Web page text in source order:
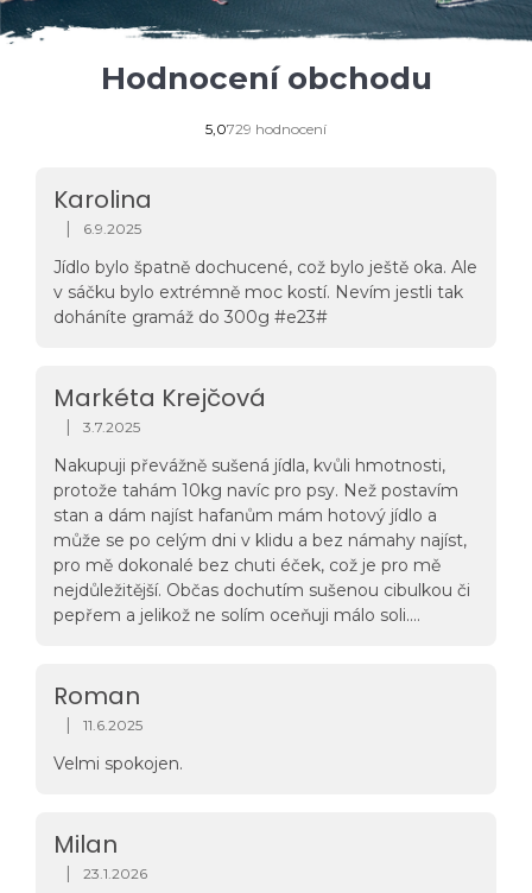
Hodnocení obchodu
5,0Průměrné
hvězdiček.
729 hodnocení
Karolina
Hodnocení obchodu je 5 z 5 hvězdiček.
| 6.9.2025
Jídlo bylo špatně dochucené, což bylo ještě oka. Ale
v sáčku bylo extrémně moc kostí. Nevím jestli tak
doháníte gramáž do 300g #e23#
Markéta Krejčová
Hodnocení obchodu je 5 z 5 hvězdiček.
| 3.7.2025
Nakupuji převážně sušená jídla, kvůli hmotnosti,
protože tahám 10kg navíc pro psy. Než postavím
stan a dám najíst hafanům mám hotový jídlo a
může se po celým dni v klidu a bez námahy najíst,
pro mě dokonalé bez chuti éček, což je pro mě
nejdůležitější. Občas dochutím sušenou cibulkou či
pepřem a jelikož ne solím oceňuji málo soli.
ani přijmout a veliké díky za porridge - do teď jsem
se šidila na snídaních. Nejlepší volba v jídle na cesty.
PS: Vaše vzkazy mě vždy dodají víc chuti do toho :)
Roman
Hodnocení obchodu je 5 z 5 hvězdiček.
| 11.6.2025
Velmi spokojen.
Milan
Hodnocení obchodu je 5 z 5 hvězdiček.
| 23.1.2026